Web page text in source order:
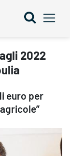
Terre
2022
euro per